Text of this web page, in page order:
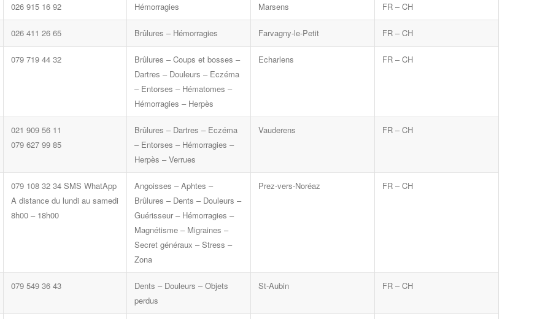
026 915 16 92 Hémorragies Marsens FR – CH
026 411 26 65 Brûlures – Hémorragies Farvagny-le-Petit FR – CH
079 719 44 32
Brûlures – Coups et bosses –
Dartres – Douleurs – Eczéma
– Entorses – Hématomes –
Hémorragies – Herpès
Echarlens FR – CH
021 909 56 11
079 627 99 85
Brûlures – Dartres – Eczéma
– Entorses – Hémorragies –
Herpès – Verrues
Vauderens FR – CH
079 108 32 34 SMS WhatApp
A distance du lundi au samedi
8h00 – 18h00
Angoisses – Aphtes –
Brûlures – Dents – Douleurs –
Guérisseur – Hémorragies –
Magnétisme – Migraines –
Secret généraux – Stress –
Zona
Prez-vers-Noréaz FR – CH
079 549 36 43
Dents – Douleurs – Objets
perdus
St-Aubin FR – CH